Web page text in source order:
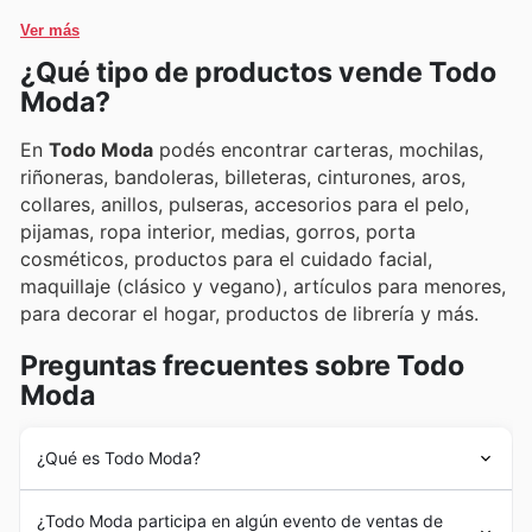
Ver más
¿Qué tipo de productos vende Todo
Moda?
En Todo Moda podés encontrar carteras, mochilas,
riñoneras, bandoleras, billeteras, cinturones, aros,
collares, anillos, pulseras, accesorios para el pelo,
pijamas, ropa interior, medias, gorros, porta
cosméticos, productos para el cuidado facial,
maquillaje (clásico y vegano), artículos para menores,
para decorar el hogar, productos de librería y más.
Preguntas frecuentes sobre Todo
Moda
¿Qué es Todo Moda?
¿Todo Moda participa en algún evento de ventas de